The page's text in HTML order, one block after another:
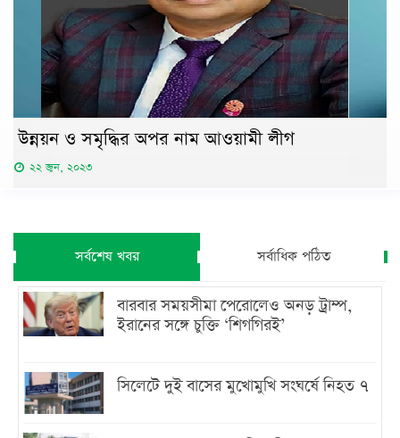
উন্নয়ন ও সমৃদ্ধির অপর নাম আওয়ামী লীগ
২২ জুন, ২০২৩
সর্বশেষ খবর সর্বাধিক পঠিত
বারবার সময়সীমা পেরোলেও অনড় ট্রাম্প,
ইরানের সঙ্গে চুক্তি ‘শিগগিরই’
সিলেটে দুই বাসের মুখোমুখি সংঘর্ষে নিহত ৭